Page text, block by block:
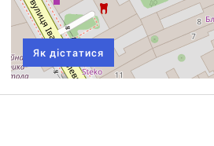
Як дістатися